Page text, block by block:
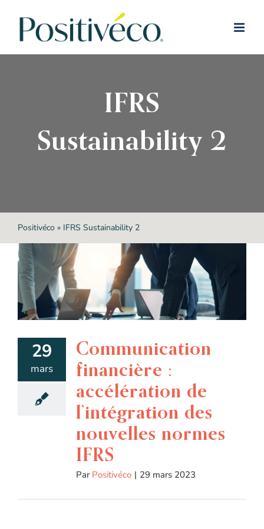
IFRS
Sustainability 2
Positivéco» IFRS Sustainability 2
29
mars
Communication
financière :
accélération de
l’intégration des
nouvelles normes
IFRS
Par Positivéco | 29 mars 2023